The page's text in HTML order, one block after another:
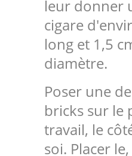
leur donner
cigare
long et 1,5
diamètre.
Poser une
bricks sur le
travail, le
soi. Placer